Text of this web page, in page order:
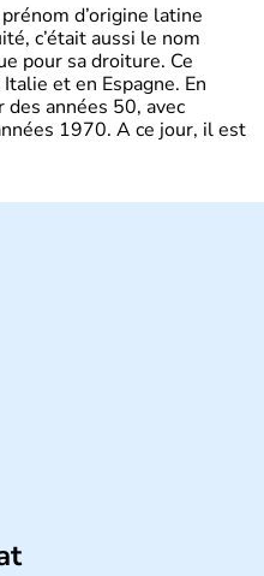
d’origine latine
c’était aussi le nom
pour sa droiture. Ce
et en Espagne. En
années 50, avec
1970. A ce jour, il est